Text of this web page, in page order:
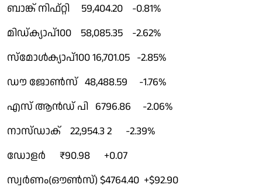
ബാങ്ക് നിഫ്റ്റി 59,404.20 -0.81%
മിഡ്ക്യാപ്100 58,085.35 -2.62%
സ്മോൾക്യാപ്100 16,701.05 -2.85%
ഡൗ ജോൺസ് 48,488.59 -1.76%
എസ് ആൻഡ് പി 6796.86 -2.06%
നാസ്ഡാക് 22,954.3 2 -2.39%
ഡോളർ ₹90.98 +0.07
സ്വർണം(ഔൺസ്) $4764.40 +$92.90